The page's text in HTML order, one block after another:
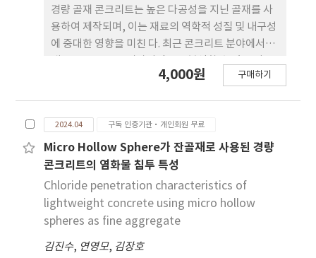
용하여 공극을 형성하였으며, 꼬막 및 굴 패각을 모래
잔골재 대체재로 활용하였다. 다양한 패각 대체율과
AE 제 함량 조건에서 제작된 시편에 대해 미세구조 특
성을 분석하고, 기계적 성능과의 상관관계를 분석하
였단. 또한 수치해석 기법을 통 해 패각 혼입 기포콘크
지 않으면서 흡음 및 단열과 같은 기능적 성능 향상이
가능함을 확인하였다.
경량 골재 콘크리트는 높은 다공성을 지닌 골재를 사
용하여 제작되며, 이는 재료의 역학적 성질 및 내구성
에 중대한 영향을 미친 다. 최근 콘크리트 분야에서는
로서 micro-computed tomography(micro-CT)
적인 것으로 나타났다. 그러나 경 량골재는 이질적인
밀도 분포와 내부 다공성으로 인해 영상 내 분할 과정
에서 어려움을 유발하며, 이로 인해 골재가 공극으로
잘못 인 식되거나 경계가 명확히 구분되지 않는 문제
가 발생할 수 있다. 이러한 한계를 극복하기 위해 본
연구에서는 경량 골재 콘크리트의 micro-CT 영상에
서 골재를 정밀하게 식별할 수 있도록 고안된 향상된
분할 알고리즘을 제안하였다. 제안된 알고리즘의 성
4,000원 구매하기
2024.04 구독 인증기관·개인회원 무료
Micro Hollow Sphere가 잔골재로 사용된 경량
콘크리트의 염화물 침투 특성
Chloride penetration characteristics of
lightweight concrete using micro hollow
spheres as fine aggregate
김진수, 연영모, 김장호